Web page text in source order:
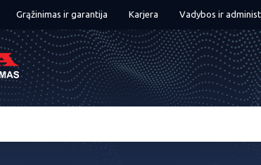
Grąžinimas ir garantija Karjera Vadybos ir